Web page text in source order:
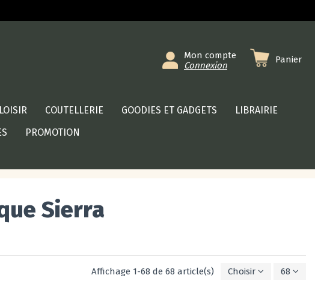
Mon compte
Connexion
Panier
COUTELLERIE GOODIES ET GADGETS
LIBRAIRIE
PROMOTION
Sierra
Affichage 1-68 de 68 article(s) Choisir 68